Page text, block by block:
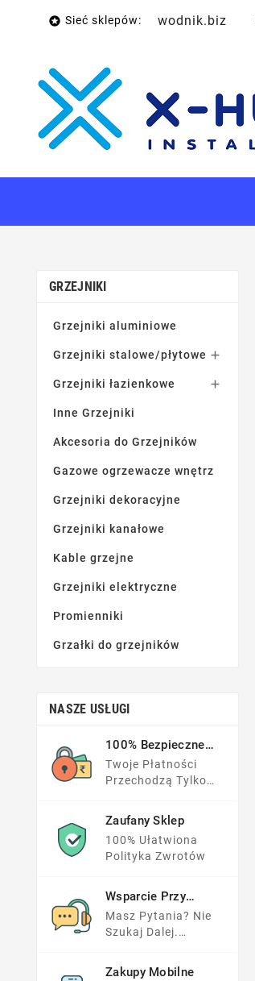
 Sieć sklepów: wodnik.biz
GRZEJNIKI
Grzejniki aluminiowe
Grzejniki stalowe/płytowe 
Grzejniki łazienkowe 
Inne Grzejniki
Akcesoria do Grzejników
Gazowe ogrzewacze wnętrz
Grzejniki dekoracyjne
Grzejniki kanałowe
Kable grzejne
Grzejniki elektryczne
Promienniki
Grzałki do grzejników
NASZE USŁUGI
100% Bezpieczne
Płatności
Twoje Płatności
Przechodzą Tylko
Serwisy
Zaufany Sklep
100% Ułatwiona
Polityka Zwrotów
Wsparcie Przy
Zakupach
Masz Pytania? Nie
Szukaj Dalej.
Lub Napisz Do Nas.
Zakupy Mobilne